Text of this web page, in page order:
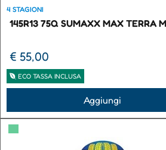
4 STAGIONI
145R13 75Q SUMAXX MAX TERRA
€ 55,00
ECO TASSA INCLUSA
Aggiungi
▀